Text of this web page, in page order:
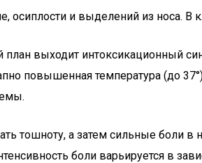
осиплости и выделений из носа.
выходит интоксикационный
повышенная температура (до
тошноту, а затем сильные боли в
боли варьируется в